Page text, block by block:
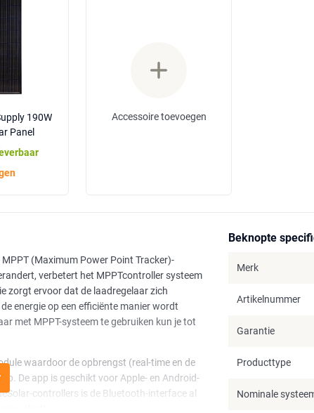
190W
Panel
Accessoire toevoegen
(Maximum Power Point Tracker)-
verbetert het MPPTcontroller systeem
zorgt ervoor dat de laadregelaar zich
energie op een efficiënte manier wordt
met MPPT-systeem te gebruiken kun je tot
waardoor de opbrengst (real-time en de
De app is geschikt voor Apple- en Android-
controllers is de Bluetooth-interface al
Beknopte
Merk
Artikelnummer
Garantie
Producttype
Nominale